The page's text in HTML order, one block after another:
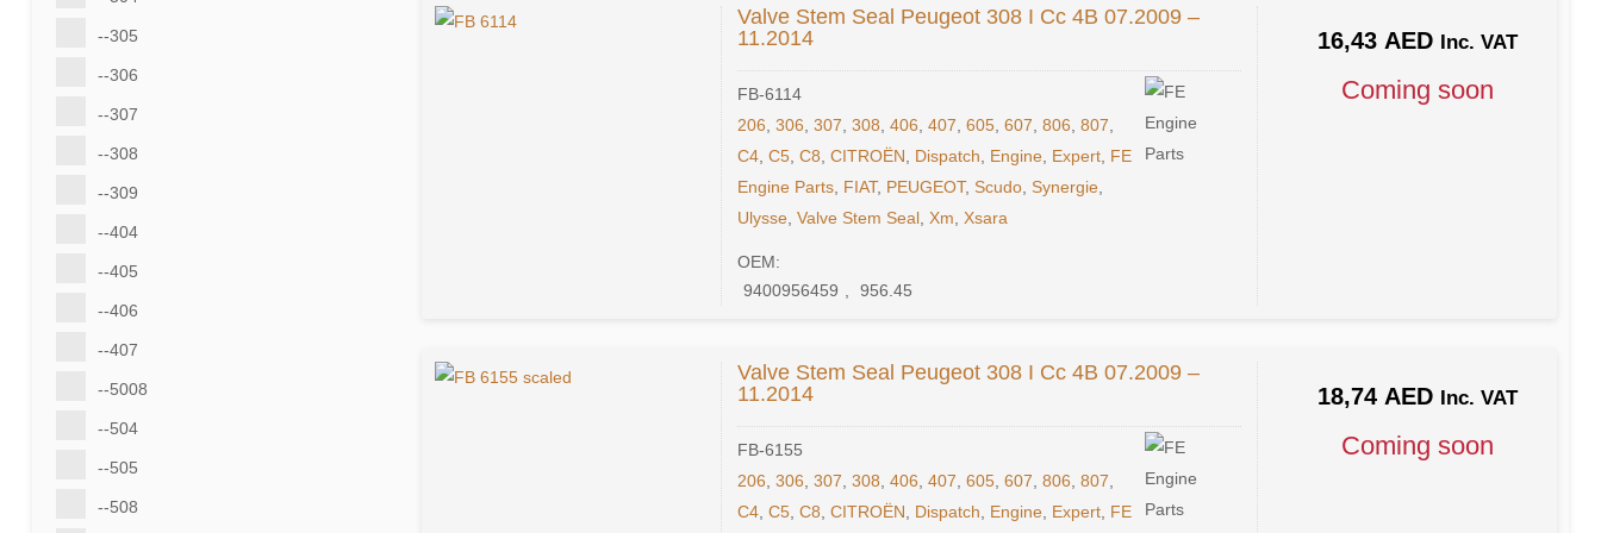
--305
--306
--307
--308
--309
--404
--405
--406
--407
--5008
--504
--505
--508
Valve Stem Seal Peugeot 308 I Cc 4B 07.2009 –
11.2014
FB-6114
206 ,306 ,307 ,308 ,406 ,407 ,605 ,607 ,806 ,807
C4 ,C5 ,C8 ,CITROËN Dispatch Engine Expert FE
Engine Parts FIAT, PEUGEOT,Scudo ,Synergie
Ulysse ,Valve Stem Seal ,Xm ,Xsara
OEM:
9400956459 , 956.45
16,43 AED Inc. VAT
Coming soon
Valve Stem Seal Peugeot 308 I Cc 4B 07.2009 –
11.2014
FB-6155
206,306,307,308,406,407,605,607,806,807,
C4,C5,C8,CITROËN, Dispatch, Engine, Expert, FE
18,74AED Inc. VAT
Coming soon